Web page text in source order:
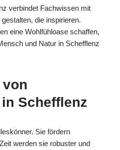
verbindet Fachwissen mit
die inspirieren.
eine Wohlfühloase schaffen,
und Natur in Schefflenz
von
Schefflenz
Sie fördern
werden sie robuster und